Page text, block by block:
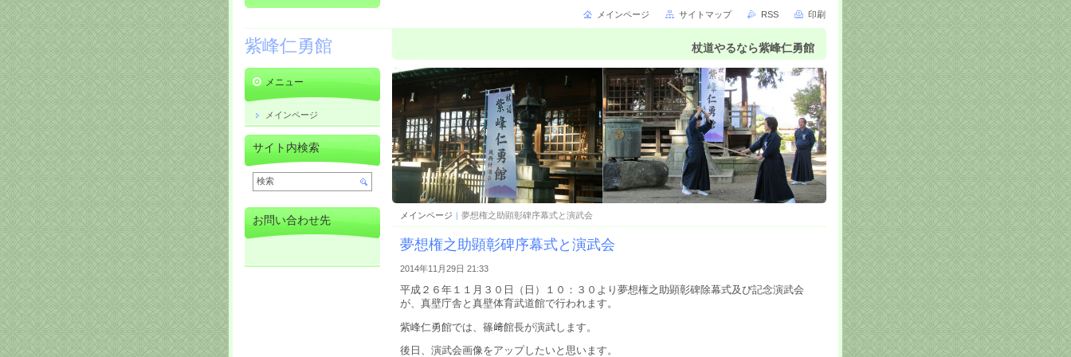
紫峰仁勇館 杖道やるなら紫峰仁勇館
メインページ | 夢想権之助顕彰碑序幕式と演武会
夢想権之助顕彰碑序幕式と演武会
2014年11月29日 21:33
平成２６年１１月３０日（日）１０：３０より夢想権之助顕彰碑除幕式及び記念演武会
が、真壁庁舎と真壁体育武道館で行われます。
紫峰仁勇館では、篠﨑館長が演武します。
後日、演武会画像をアップしたいと思います。
メニュー
メインページ
サイト内検索
お問い合わせ先
メインページ サイトマップ RSS 印刷